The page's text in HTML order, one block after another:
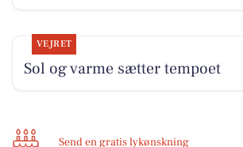
VEJRET
Sol og varme sætter tempoet
Send en gratis lykønskning